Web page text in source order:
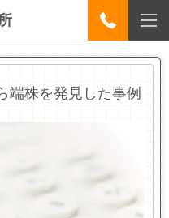
端株を発見した事例